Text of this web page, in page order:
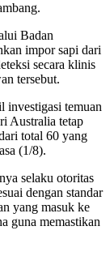
Badan
impor sapi dari
secara klinis
tersebut.
investigasi temuan
Australia tetap
total 60 yang
(1/8).
selaku otoritas
dengan standar
yang masuk ke
guna memastikan